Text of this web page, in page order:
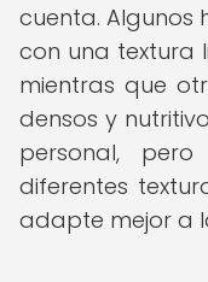
cuenta. Algunos
con una textura
mientras que
densos y
personal,
diferentes
adapte mejor a